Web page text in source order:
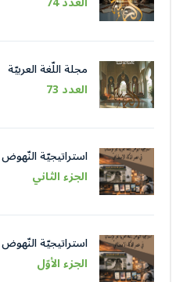
مجلة اللّغة العربيّة
العدد 73
استراتيجيّة
في عصر الذّكاء
الجزء الثاني
استراتيجيّة
في عصر الذّكاء
الجزء الأوّل